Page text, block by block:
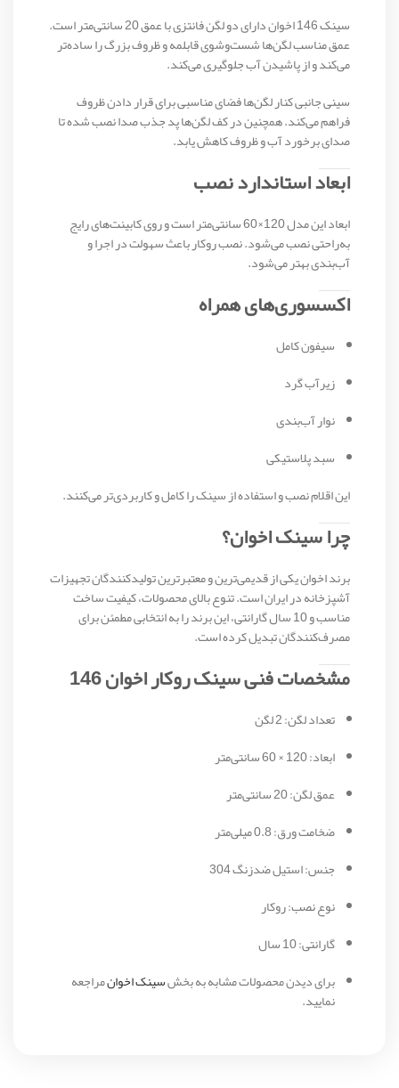
سینک 146 اخوان دارای دو لگن فانتزی با عمق 20 سانتی‌متر است.
عمق مناسب لگن‌ها شست‌وشوی قابلمه و ظروف بزرگ را ساده‌تر
می‌کند و از پاشیدن آب جلوگیری می‌کند.
سینی جانبی کنار لگن‌ها فضای مناسبی برای قرار دادن ظروف
فراهم می‌کند. همچنین در کف لگن‌ها پد جذب صدا نصب شده تا
صدای برخورد آب و ظروف کاهش یابد.
ابعاد استاندارد نصب
ابعاد این مدل 120×60 سانتی‌متر است و روی کابینت‌های رایج
به‌راحتی نصب می‌شود. نصب روکار باعث سهولت در اجرا و
آب‌بندی بهتر می‌شود.
اکسسوری‌های همراه
سیفون کامل
زیرآب گرد
نوار آب‌بندی
سبد پلاستیکی
این اقلام نصب و استفاده از سینک را کامل و کاربردی‌تر می‌کنند.
چرا سینک اخوان؟
برنداخوانیکی از قدیمی‌ترین و معتبرترین تولیدکنندگان تجهیزات
آشپزخانه در ایران است. تنوع بالای محصولات، کیفیت ساخت
مناسب و 10 سال گارانتی، این برند را به انتخابی مطمئن برای
مصرف‌کنندگان تبدیل کرده است.
مشخصات فنی سینک روکار اخوان 146
تعداد لگن: 2 لگن
ابعاد: 120 × 60 سانتی‌متر
عمق لگن: 20 سانتی‌متر
ضخامت ورق: 0.8 میلی‌متر
جنس: استیل ضدزنگ 304
نوع نصب: روکار
گارانتی: 10 سال
برای دیدن محصولات مشابه به بخشسینک اخوانمراجعه
نمایید.